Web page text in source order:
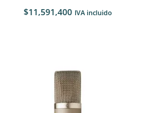
$11,591,400 IVA incluido